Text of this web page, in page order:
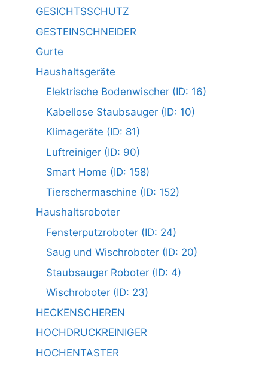
GESICHTSSCHUTZ
GESTEINSCHNEIDER
Gurte
Haushaltsgeräte
Elektrische Bodenwischer (ID: 16)
Kabellose Staubsauger (ID: 10)
Klimageräte (ID: 81)
Luftreiniger (ID: 90)
Smart Home (ID: 158)
Tierschermaschine (ID: 152)
Haushaltsroboter
Fensterputzroboter (ID: 24)
Saug und Wischroboter (ID: 20)
Staubsauger Roboter (ID: 4)
Wischroboter (ID: 23)
HECKENSCHEREN
HOCHDRUCKREINIGER
HOCHENTASTER